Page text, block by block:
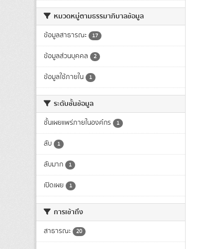
หมวดหมู่ตามธรรมาภิบาลข้อมูล
ข้อมูลสาธารณะ 17
ข้อมูลส่วนบุคคล 2
ข้อมูลใช้ภายใน 1
ระดับชั้นข้อมูล
ชั้นเผยแพร่ภายในองค์กร 1
ลับ 1
ลับมาก 1
เปิดเผย 1
การเข้าถึง
สาธารณะ 20